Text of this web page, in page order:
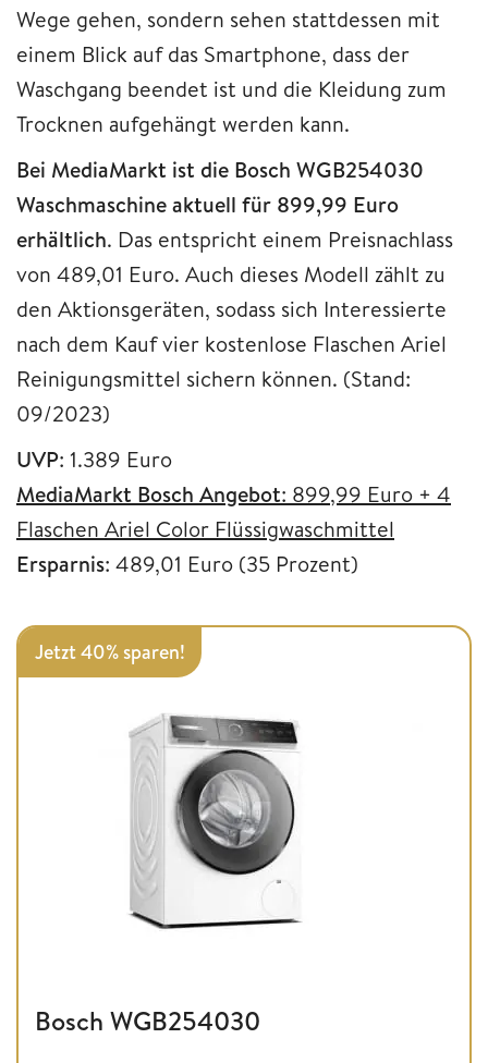
Wege gehen, sondern sehen stattdessen mit
einem Blick auf das Smartphone, dass der
Waschgang beendet ist und die Kleidung zum
Trocknen aufgehängt werden kann.
Bei MediaMarkt ist die Bosch WGB254030
Waschmaschine aktuell für 899,99 Euro
erhältlich. Das entspricht einem Preisnachlass
von 489,01 Euro. Auch dieses Modell zählt zu
den Aktionsgeräten, sodass sich Interessierte
nach dem Kauf vier kostenlose Flaschen Ariel
Reinigungsmittel sichern können. (Stand:
09/2023)
UVP: 1.389 Euro
MediaMarkt Bosch Angebot: 899,99 Euro + 4
Flaschen Ariel Color Flüssigwaschmittel
Ersparnis: 489,01 Euro (35 Prozent)
Jetzt 40% sparen!
Bosch WGB254030